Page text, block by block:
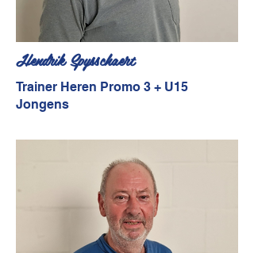
Hendrik Spysschaert
Trainer Heren Promo 3 + U15
Jongens